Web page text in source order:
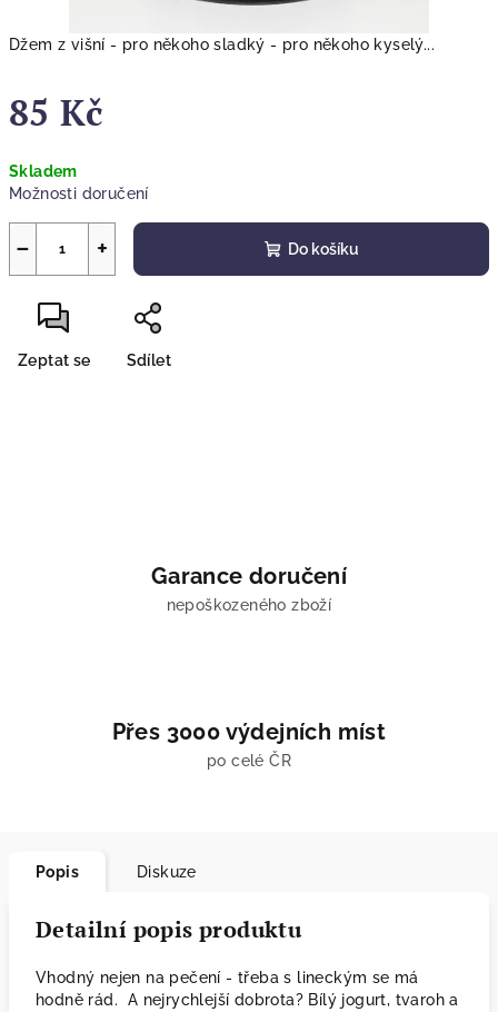
Džem z višní - pro někoho sladký - pro někoho kyselý...
85 Kč
cena:
Skladem
Možnosti doručení
+
− Do košíku
Zeptat se Sdílet
Garance doručení
nepoškozeného zboží
Přes 3000 výdejních míst
po celé ČR
Popis Diskuze
Detailní popis produktu
Vhodný nejen na pečení - třeba s lineckým se má
hodně rád. A nejrychlejší dobrota? Bílý jogurt, tvaroh a